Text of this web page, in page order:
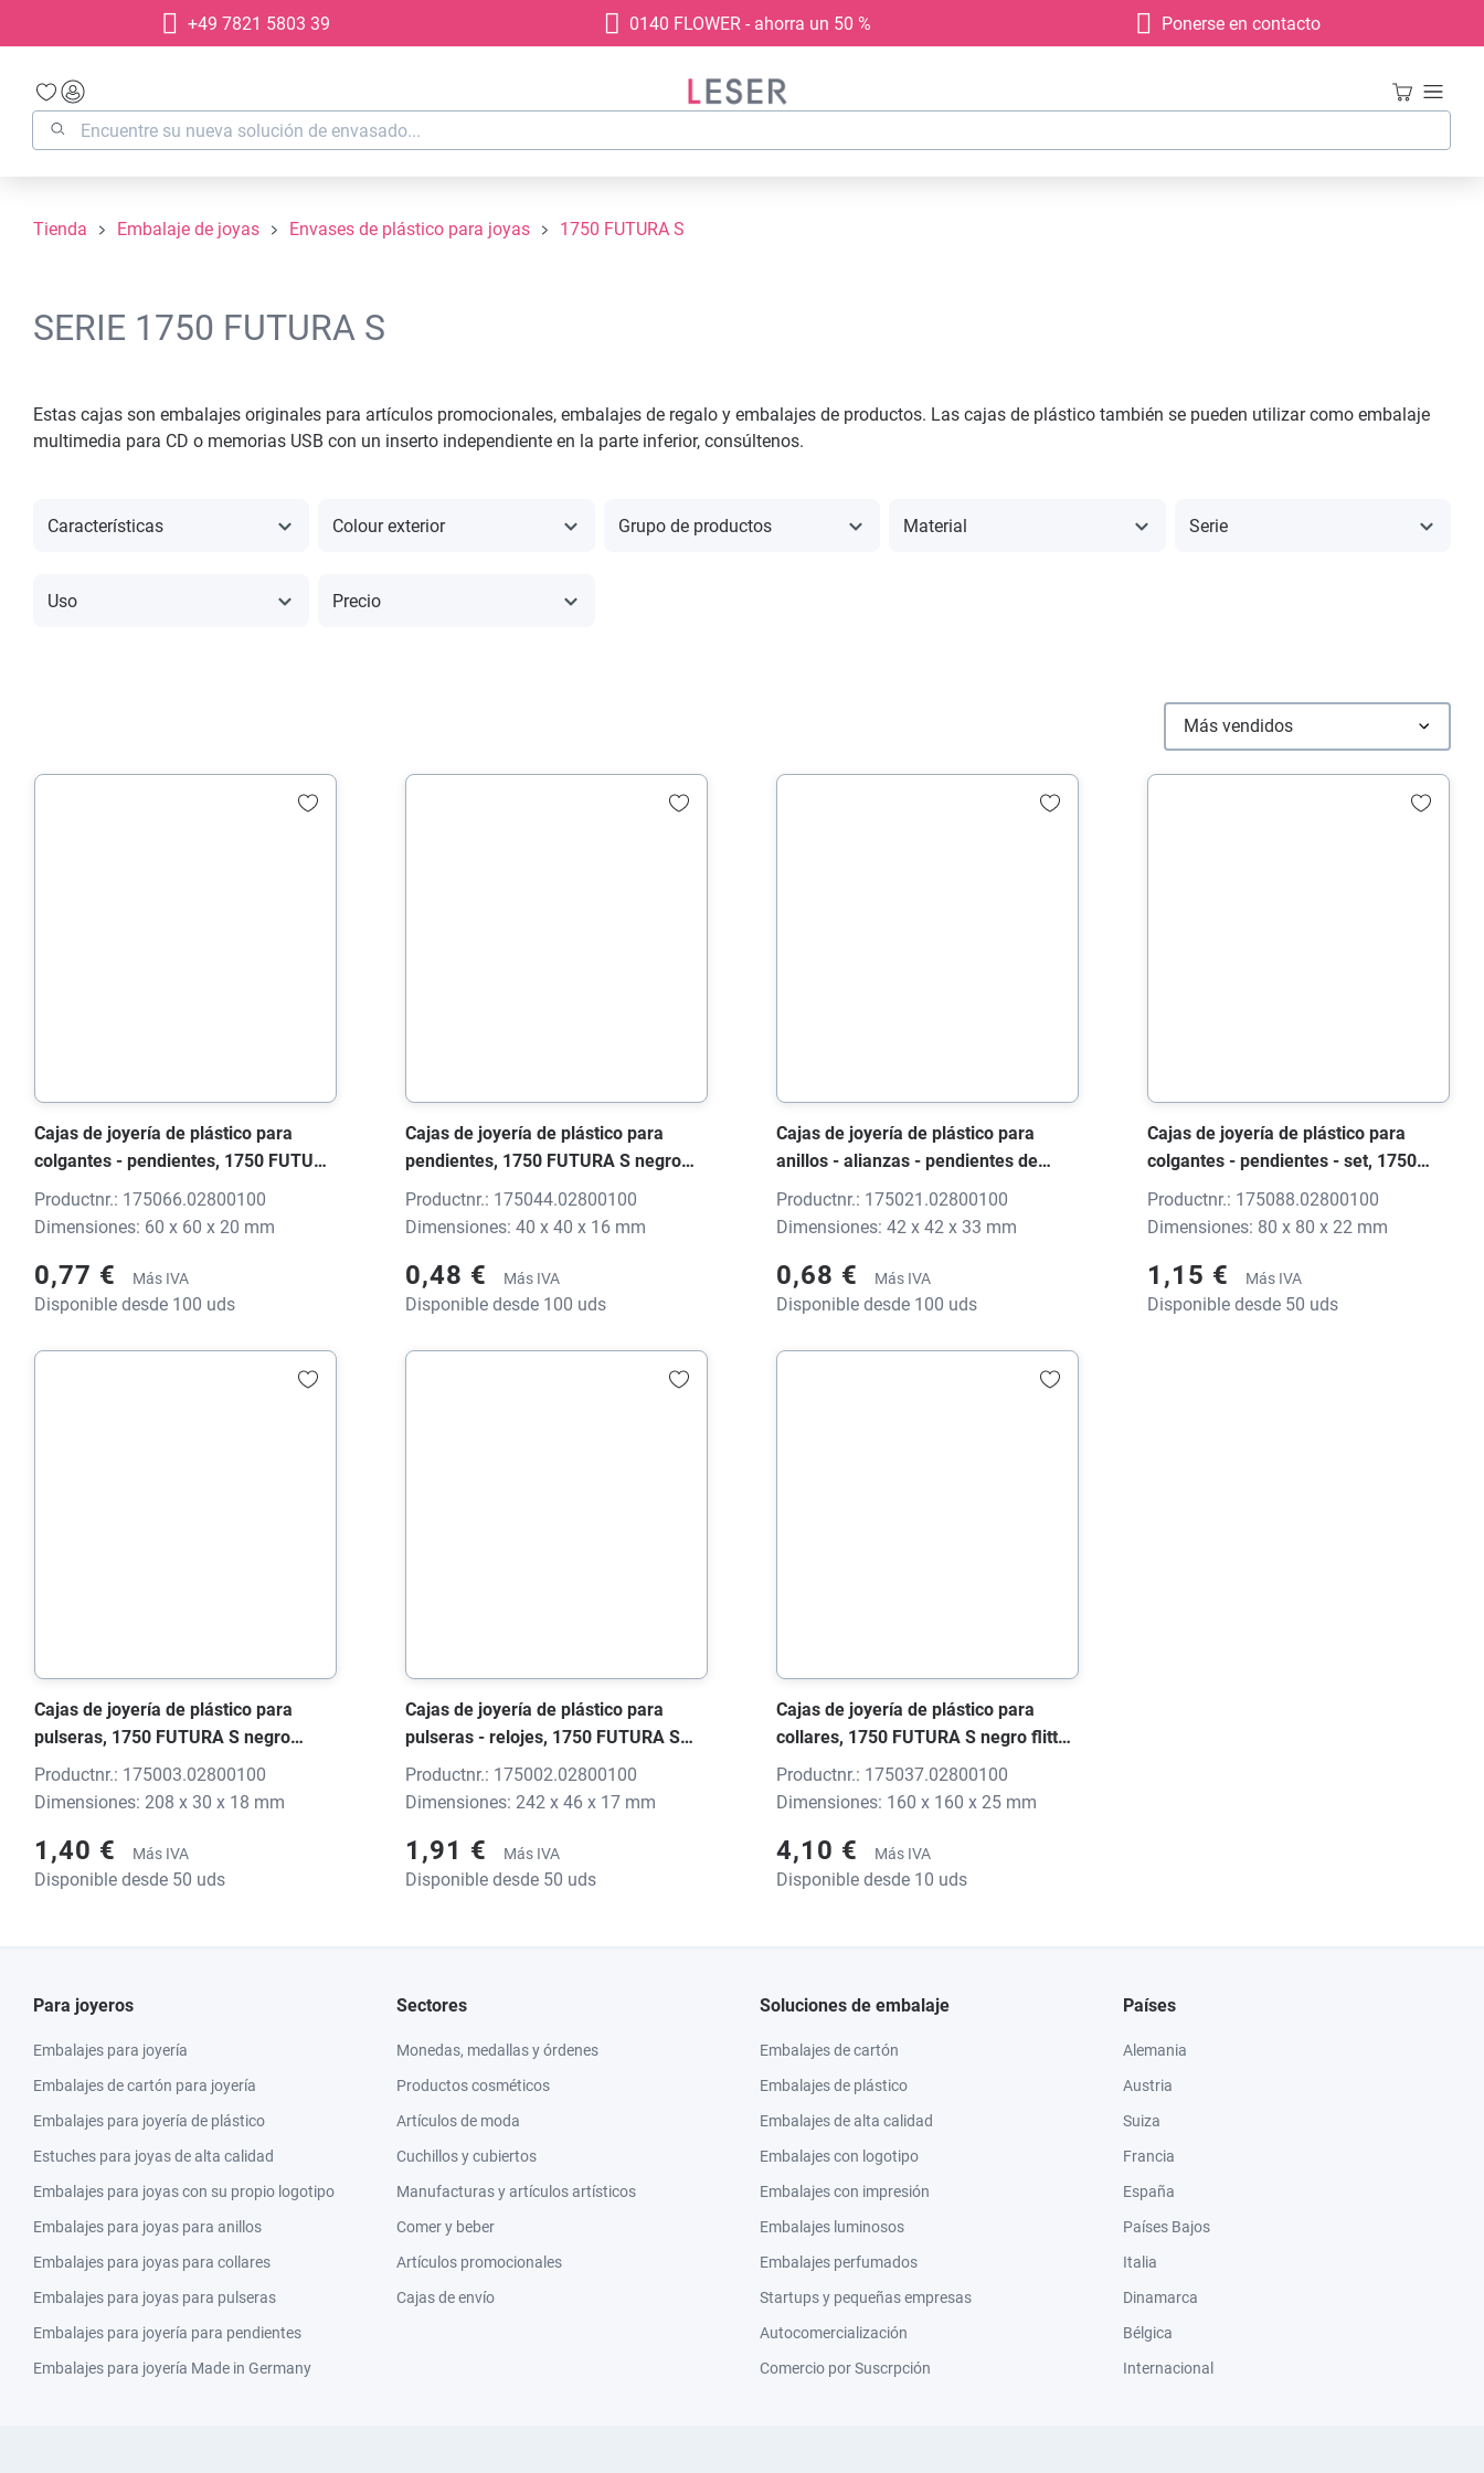
Saltar a la navegación principal
+49 7821 5803 39 0140 FLOWER - ahorra un 50 % Ponerse en contacto
Tienda Embalaje de joyas Envases de plástico para joyas 1750 FUTURA S
SERIE 1750 FUTURA S
Estas cajas son embalajes originales para artículos promocionales, embalajes de regalo y embalajes de productos. Las cajas de plástico también se pueden utilizar como embalaje
multimedia para CD o memorias USB con un inserto independiente en la parte inferior, consúltenos.
Características Colour exterior Grupo de productos Material Serie
Uso Precio
Cajas de joyería de plástico para
colgantes - pendientes, 1750 FUTURA
S negro flitter, 60x60x20 mm, sin
impresión
Productnr.: 175066.02800100
Dimensiones: 60 x 60 x 20 mm
0,77 € Más IVA
Disponible desde 100 uds
Cajas de joyería de plástico para
pendientes, 1750 FUTURA S negro
flitter, 40x40x16 mm, sin impresión
Productnr.: 175044.02800100
Dimensiones: 40 x 40 x 16 mm
0,48 € Más IVA
Disponible desde 100 uds
Cajas de joyería de plástico para
anillos - alianzas - pendientes de
botón, 1750 FUTURA S negro flitter,
42x42x33 mm, sin impresión
Productnr.: 175021.02800100
Dimensiones: 42 x 42 x 33 mm
0,68 € Más IVA
Disponible desde 100 uds
Cajas de joyería de plástico para
colgantes - pendientes - set, 1750
FUTURA S negro flitter, 80x80x22
mm, sin impresión
Productnr.: 175088.02800100
Dimensiones: 80 x 80 x 22 mm
1,15 € Más IVA
Disponible desde 50 uds
Cajas de joyería de plástico para
pulseras, 1750 FUTURA S negro
flitter, 208x30x18 mm, sin impresión
Productnr.: 175003.02800100
Dimensiones: 208 x 30 x 18 mm
1,40 € Más IVA
Disponible desde 50 uds
Cajas de joyería de plástico para
pulseras - relojes, 1750 FUTURA S
negro flitter, 242x46x17 mm, sin
impresión
Productnr.: 175002.02800100
Dimensiones: 242 x 46 x 17 mm
1,91 € Más IVA
Disponible desde 50 uds
Cajas de joyería de plástico para
collares, 1750 FUTURA S negro flitter,
160x160x25 mm, sin impresión
Productnr.: 175037.02800100
Dimensiones: 160 x 160 x 25 mm
4,10 € Más IVA
Disponible desde 10 uds
Para joyeros
Embalajes para joyería
Embalajes de cartón para joyería
Embalajes para joyería de plástico
Estuches para joyas de alta calidad
Embalajes para joyas con su propio logotipo
Embalajes para joyas para anillos
Embalajes para joyas para collares
Embalajes para joyas para pulseras
Embalajes para joyería para pendientes
Embalajes para joyería Made in Germany
Sectores
Monedas, medallas y órdenes
Productos cosméticos
Artículos de moda
Cuchillos y cubiertos
Manufacturas y artículos artísticos
Comer y beber
Artículos promocionales
Cajas de envío
Soluciones de embalaje
Embalajes de cartón
Embalajes de plástico
Embalajes de alta calidad
Embalajes con logotipo
Embalajes con impresión
Embalajes luminosos
Embalajes perfumados
Startups y pequeñas empresas
Autocomercialización
Comercio por Suscrpción
Países
Alemania
Austria
Suiza
Francia
España
Países Bajos
Italia
Dinamarca
Bélgica
Internacional